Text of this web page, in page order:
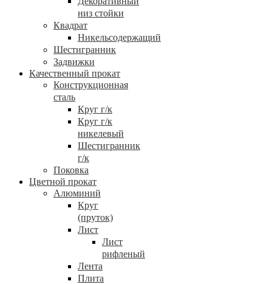
низ стойки
Квадрат
Никельсодержащий
Шестигранник
Задвижки
Качественный прокат
Конструкционная
сталь
Круг г/к
Круг г/к
никелевый
Шестигранник
г/к
Поковка
Цветной прокат
Алюминий
Круг
(пруток)
Лист
Лист
рифленый
Лента
Плита